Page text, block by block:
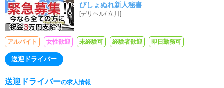
ライバーさんを募集いたします。
びしょぬれ新人秘書
[デリヘル/ 立川]
アルバイト 女性歓迎 未経験可 経験者歓迎 即日勤務可
送迎ドライバー
送迎ドライバーの求人情報